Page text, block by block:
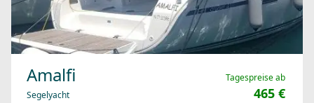
Amalfi
Segelyacht
Tagespreise ab
465 €